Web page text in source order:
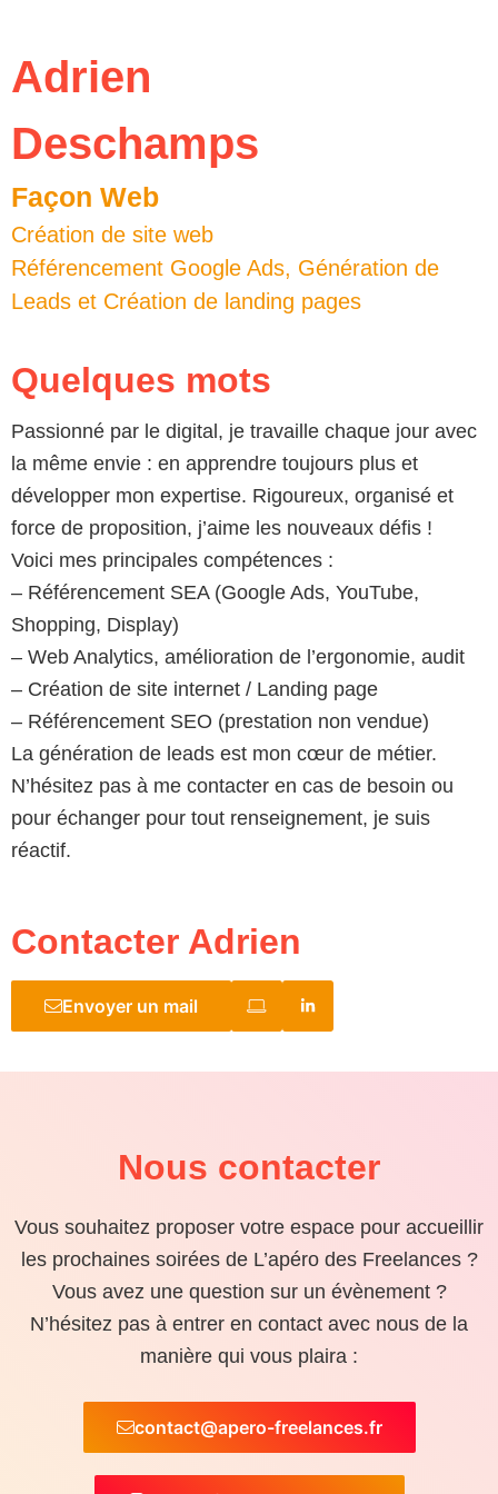
Adrien
Deschamps
Façon Web
Création de site web
Référencement Google Ads, Génération de
Leads et Création de landing pages
Quelques mots
Passionné par le digital, je travaille chaque jour avec
la même envie : en apprendre toujours plus et
développer mon expertise. Rigoureux, organisé et
force de proposition, j’aime les nouveaux défis !
Voici mes principales compétences :
– Référencement SEA (Google Ads, YouTube,
Shopping, Display)
– Web Analytics, amélioration de l’ergonomie, audit
– Création de site internet / Landing page
– Référencement SEO (prestation non vendue)
La génération de leads est mon cœur de métier.
N’hésitez pas à me contacter en cas de besoin ou
pour échanger pour tout renseignement, je suis
réactif.
Contacter Adrien
Envoyer un mail
Nous contacter
Vous souhaitez proposer votre espace pour accueillir
les prochaines soirées de L’apéro des Freelances ?
Vous avez une question sur un évènement ?
N’hésitez pas à entrer en contact avec nous de la
manière qui vous plaira :
contact@apero-freelances.fr